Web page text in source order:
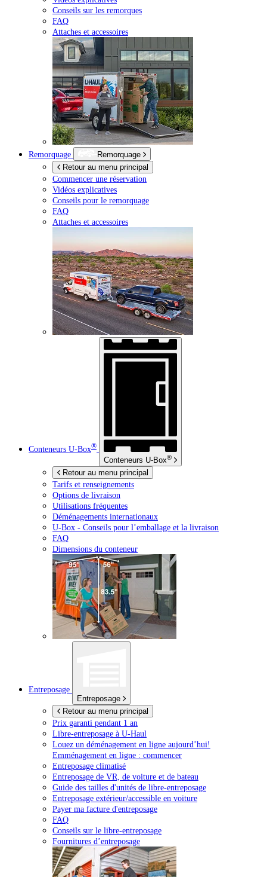
Conseils sur les remorques
FAQ
Attaches et accessoires
Remorquage
Remorquage
Retour au menu principal
Commencer une réservation
Vidéos explicatives
Conseils pour le remorquage
FAQ
Attaches et accessoires
Conteneurs U-Box®
Conteneurs U-Box®
Retour au menu principal
Tarifs et renseignements
Options de livraison
Utilisations fréquentes
Déménagements internationaux
U-Box - Conseils pour l’emballage et la livraison
FAQ
Dimensions du conteneur
Entreposage
Entreposage
Retour au menu principal
Prix garanti pendant 1 an
Libre-entreposage à U-Haul
Louez un déménagement en ligne aujourd’hui!
Emménagement en ligne : commencer
Entreposage climatisé
Entreposage de VR, de voiture et de bateau
Guide des tailles d'unités de libre-entreposage
Entreposage extérieur/accessible en voiture
Payer ma facture d'entreposage
FAQ
Conseils sur le libre-entreposage
Fournitures d’entreposage